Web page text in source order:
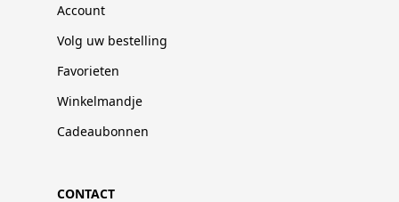
Account
Volg uw bestelling
Favorieten
Winkelmandje
Cadeaubonnen
CONTACT